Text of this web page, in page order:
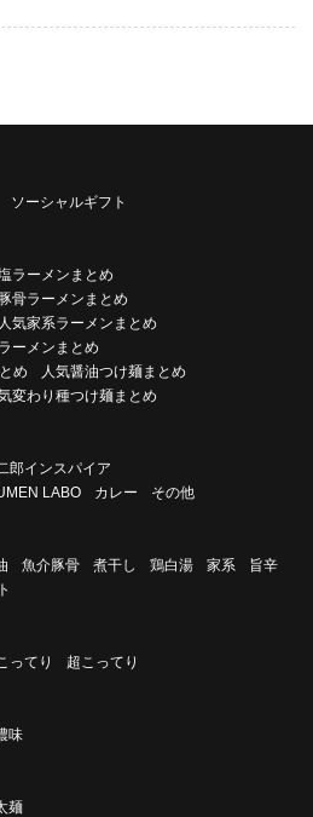
ソーシャルギフト
ラーメンまとめ
骨ラーメンまとめ
人気家系ラーメンまとめ
ーメンまとめ
め
人気醤油つけ麺まとめ
変わり種つけ麺まとめ
郎インスパイア
LABO カレー その他
魚介豚骨 煮干し 鶏白湯 家系
旨辛
ってり 超こってり
味
麺